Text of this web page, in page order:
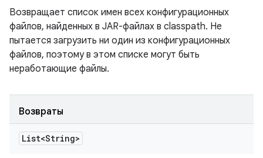
Возвращает список имен всех конфигурационных
файлов, найденных в JAR-файлах в classpath. Не
пытается загрузить ни один из конфигурационных
файлов, поэтому в этом списке могут быть
неработающие файлы.
Возвраты
List<String>